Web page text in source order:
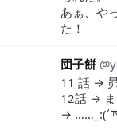
あぁ、や
た！
団子餅
11 話 →
12話 → ま
→